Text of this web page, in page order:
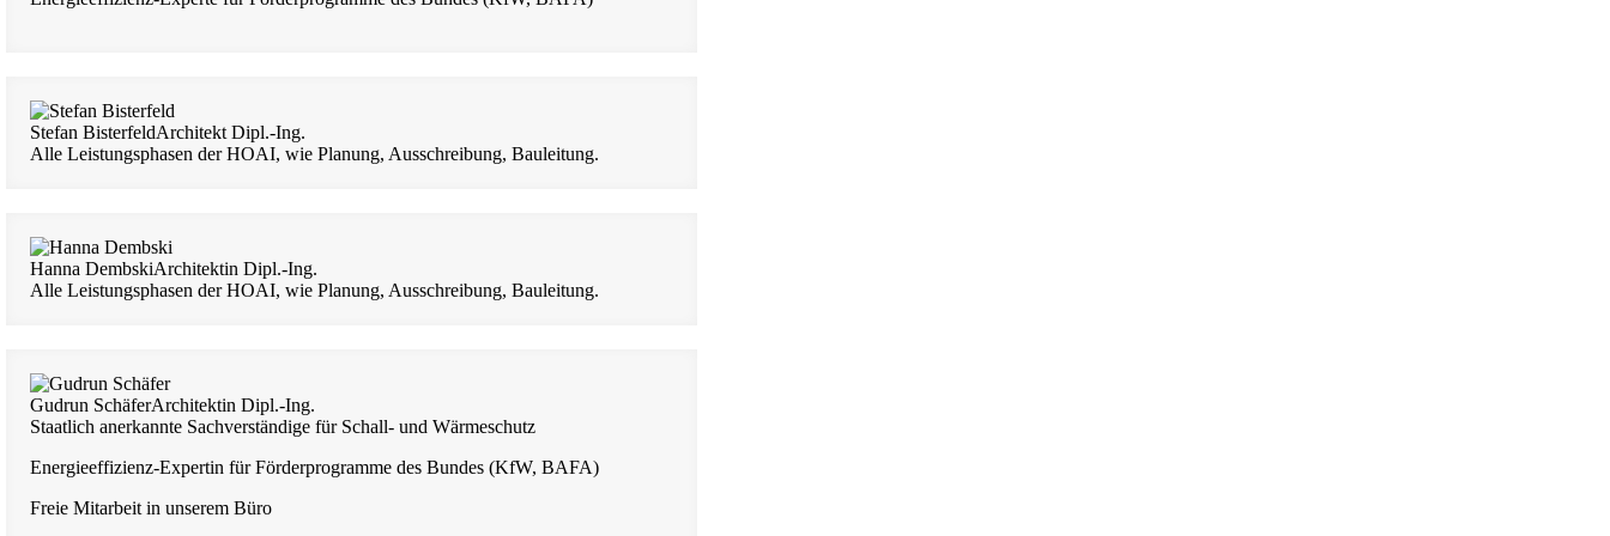
Stefan BisterfeldArchitekt Dipl.-Ing.
Alle Leistungsphasen der HOAI, wie Planung, Ausschreibung, Bauleitung.
Hanna DembskiArchitektin Dipl.-Ing.
Alle Leistungsphasen der HOAI, wie Planung, Ausschreibung, Bauleitung.
Gudrun SchäferArchitektin Dipl.-Ing.
Staatlich anerkannte Sachverständige für Schall- und Wärmeschutz
Energieeffizienz-Expertin für Förderprogramme des Bundes (KfW, BAFA)
Freie Mitarbeit in unserem Büro